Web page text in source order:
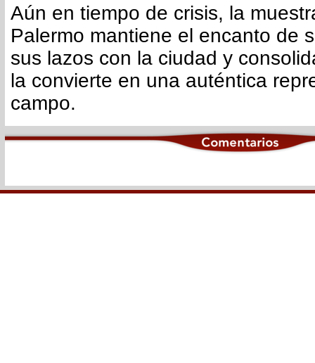
Aún en tiempo de crisis, la
Palermo mantiene el encanto de
sus lazos con la ciudad y
la convierte en una auténtica
campo.